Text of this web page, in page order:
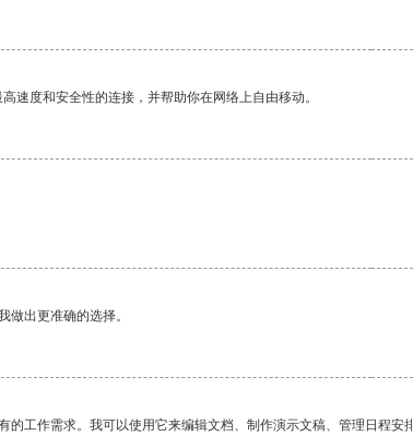
速度和安全性的连接，并帮助你在网络上自由移动。
做出更准确的选择。
工作需求。我可以使用它来编辑文档、制作演示文稿、管理日程安排